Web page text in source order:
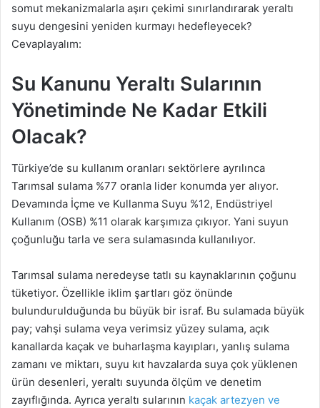
somut mekanizmalarla aşırı çekimi sınırlandırarak yeraltı
suyu dengesini yeniden kurmayı hedefleyecek?
Cevaplayalım:
Su Kanunu Yeraltı Sularının
Yönetiminde Ne Kadar Etkili
Olacak?
Türkiye’de su kullanım oranları sektörlere ayrılınca
Tarımsal sulama %77 oranla lider konumda yer alıyor.
Devamında İçme ve Kullanma Suyu %12, Endüstriyel
Kullanım (OSB) %11 olarak karşımıza çıkıyor. Yani suyun
çoğunluğu tarla ve sera sulamasında kullanılıyor.
Tarımsal sulama neredeyse tatlı su kaynaklarının çoğunu
tüketiyor. Özellikle iklim şartları göz önünde
bulundurulduğunda bu büyük bir israf. Bu sulamada büyük
pay; vahşi sulama veya verimsiz yüzey sulama, açık
kanallarda kaçak ve buharlaşma kayıpları, yanlış sulama
zamanı ve miktarı, suyu kıt havzalarda suya çok yüklenen
ürün desenleri, yeraltı suyunda ölçüm ve denetim
zayıflığında. Ayrıca yeraltı sularının kaçak artezyen ve